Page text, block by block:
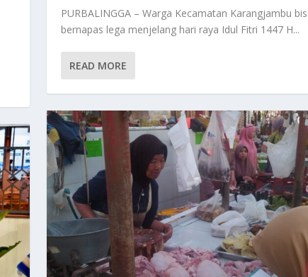
PURBALINGGA – Warga Kecamatan Karangjambu
bernapas lega menjelang hari raya Idul Fitri 1447 H...
READ MORE